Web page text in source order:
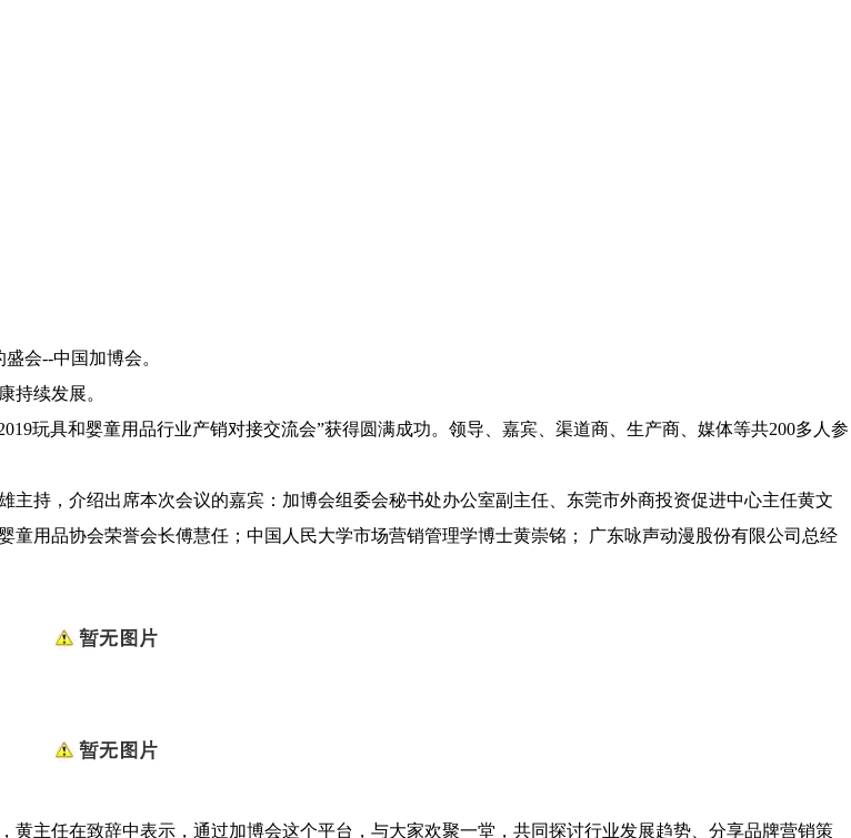
会--中国加博会。
续发展。
玩具和婴童用品行业产销对接交流会”获得圆满成功。领导、嘉宾、渠道商、生产商、媒体等共200多人参
，介绍出席本次会议的嘉宾：加博会组委会秘书处办公室副主任、东莞市外商投资促进中心主任黄文
用品协会荣誉会长傅慧任；中国人民大学市场营销管理学博士黄崇铭； 广东咏声动漫股份有限公司总经
任在致辞中表示，通过加博会这个平台，与大家欢聚一堂，共同探讨行业发展趋势、分享品牌营销策